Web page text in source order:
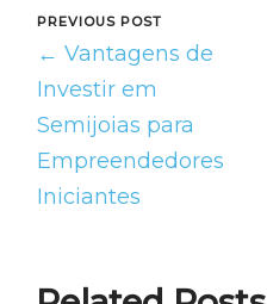
PREVIOUS POST
← Vantagens de
Investir em
Semijoias para
Empreendedores
Iniciantes